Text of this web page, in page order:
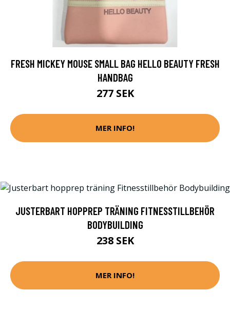
FRESH MICKEY MOUSE SMALL BAG HELLO BEAUTY FRESH
HANDBAG
277 SEK
MER INFO!
JUSTERBART HOPPREP TRÄNING FITNESSTILLBEHÖR
BODYBUILDING
238 SEK
MER INFO!